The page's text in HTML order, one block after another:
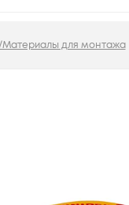
для монтажа